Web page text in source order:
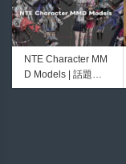
登場！
Unityエフェクトレ
シピブック パーツ
を組み合わせて作れ
NTE Character MM
D Models | 話題の
ゲーム『NTE（Nev